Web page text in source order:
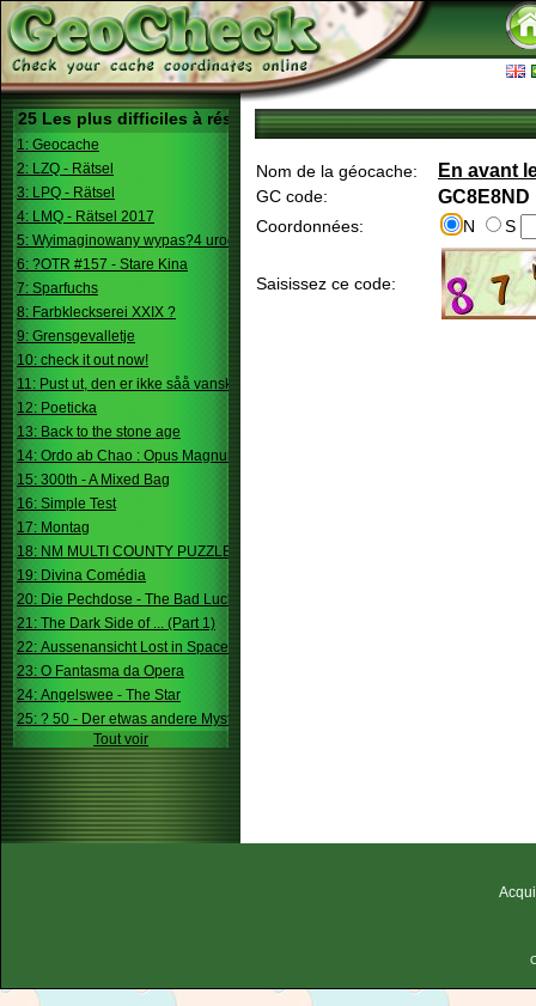
25 Les plus difficiles à résoudre
1: Geocache
2: LZQ - Rätsel
3: LPQ - Rätsel
4: LMQ - Rätsel 2017
5: Wyimaginowany wypas?4 urodziny
6: ?OTR #157 - Stare Kina
7: Sparfuchs
8: Farbkleckserei XXIX ?
9: Grensgevalletje
10: check it out now!
11: Pust ut, den er ikke såå vanskelig.
12: Poeticka
13: Back to the stone age
14: Ordo ab Chao : Opus Magnum
15: 300th - A Mixed Bag
16: Simple Test
17: Montag
18: NM MULTI COUNTY PUZZLE
19: Divina Comédia
20: Die Pechdose - The Bad Luck Box
21: The Dark Side of ... (Part 1)
22: Aussenansicht Lost in Space
23: O Fantasma da Opera
24: Angelswee - The Star
25: ? 50 - Der etwas andere Mystery
Tout voir
Nom de la géocache: En avant
GC code: GC8E8ND
Coordonnées: N S
Saisissez ce code: